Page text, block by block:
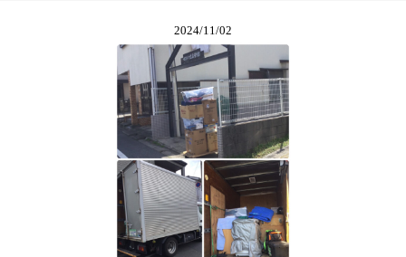
2024/11/02